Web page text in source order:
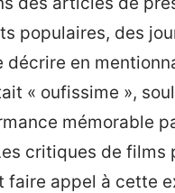
populaires, des
décrire en
« oufissime »,
mémorable
critiques de films
faire appel à cette